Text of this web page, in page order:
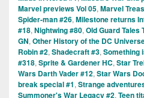
Marvel previews Vol 05, Marvel
Spider-man #26, Milestone returns
#18, Nightwing #80, Old Guard Tales
GN, Other History of the DC
Robin #2, Shadecraft #3, Something
#318, Sprite & Gardener HC, Star
Wars Darth Vader #12, Star Wars
break special #1, Strange
Summoner's War Legacy #2, Teen